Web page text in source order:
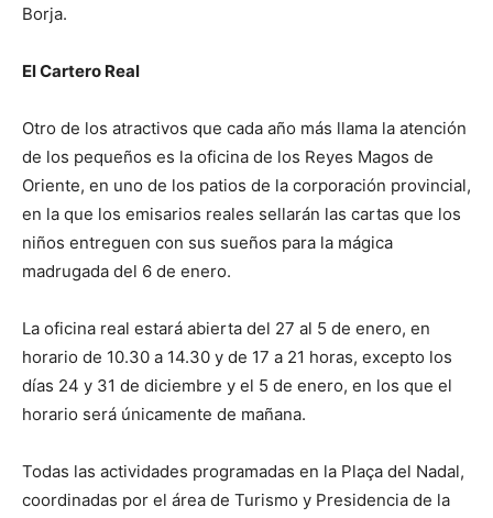
Borja.
El Cartero Real
Otro de los atractivos que cada año más llama la atención
de los pequeños es la oficina de los Reyes Magos de
Oriente, en uno de los patios de la corporación provincial,
en la que los emisarios reales sellarán las cartas que los
niños entreguen con sus sueños para la mágica
madrugada del 6 de enero.
La oficina real estará abierta del 27 al 5 de enero, en
horario de 10.30 a 14.30 y de 17 a 21 horas, excepto los
días 24 y 31 de diciembre y el 5 de enero, en los que el
horario será únicamente de mañana.
Todas las actividades programadas en la Plaça del Nadal,
coordinadas por el área de Turismo y Presidencia de la